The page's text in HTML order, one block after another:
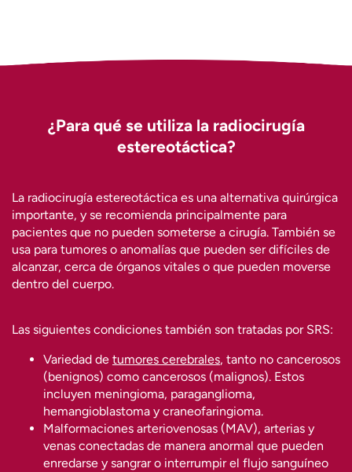
¿Para qué se utiliza la radiocirugía
estereotáctica?
La radiocirugía estereotáctica es una alternativa quirúrgica
importante, y se recomienda principalmente para
pacientes que no pueden someterse a cirugía. También se
usa para tumores o anomalías que pueden ser difíciles de
alcanzar, cerca de órganos vitales o que pueden moverse
dentro del cuerpo.
Las siguientes condiciones también son tratadas por SRS:
Variedad de tumores cerebrales, tanto no cancerosos
(benignos) como cancerosos (malignos). Estos
incluyen meningioma, paraganglioma,
hemangioblastoma y craneofaringioma.
Malformaciones arteriovenosas (MAV), arterias y
venas conectadas de manera anormal que pueden
enredarse y sangrar o interrumpir el flujo sanguíneo